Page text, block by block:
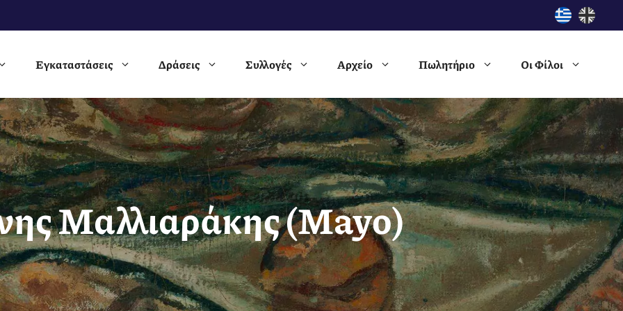
Εγκαταστάσεις Δράσεις Συλλογές Αρχείο Πωλητήριο Οι Φίλοι
Μαλλιαράκης (Mayo)